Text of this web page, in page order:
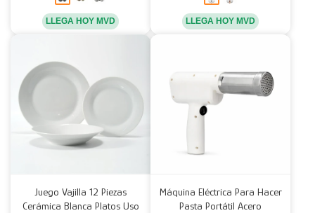
LLEGA HOY MVD LLEGA HOY MVD
Juego Vajilla 12 Piezas
Cerámica Blanca Platos Uso
Máquina Eléctrica Para Hacer
Pasta Portátil Acero